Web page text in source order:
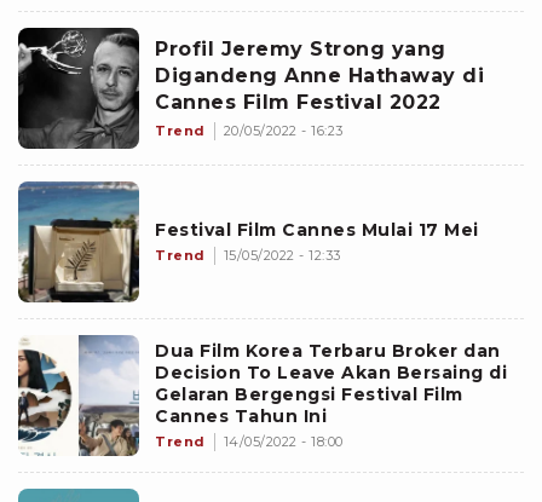
Profil Jeremy Strong yang
Digandeng Anne Hathaway di
Cannes Film Festival 2022
Trend 20/05/2022 - 16:23
Festival Film Cannes Mulai 17 Mei
Trend 15/05/2022 - 12:33
Dua Film Korea Terbaru Broker dan
Decision To Leave Akan Bersaing di
Gelaran Bergengsi Festival Film
Cannes Tahun Ini
Trend 14/05/2022 - 18:00